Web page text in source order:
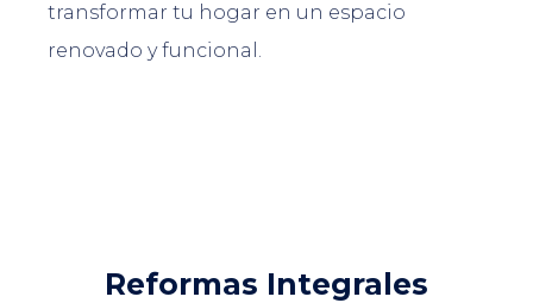
transformar tu hogar en un espacio
renovado y funcional.
Reformas Integrales